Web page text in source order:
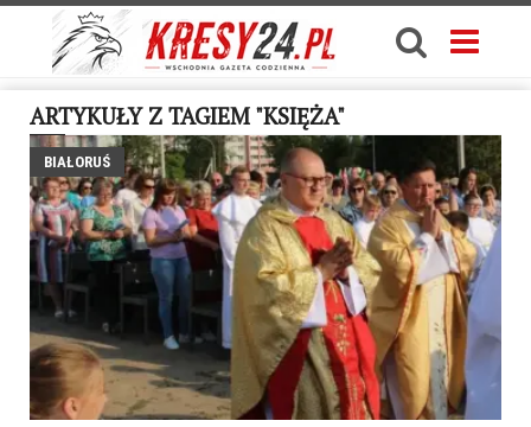
ARTYKUŁY Z TAGIEM "KSIĘŻA"
BIAŁORUŚ